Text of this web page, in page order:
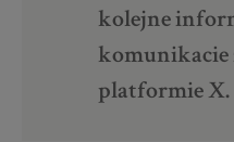
kolejne
komunikacie
platformie X.